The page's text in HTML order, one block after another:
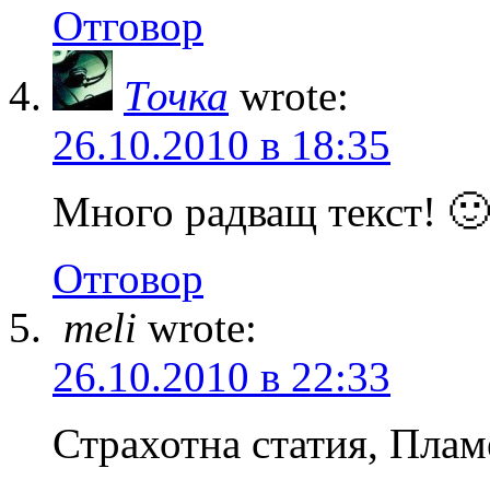
Отговор
Точка wrote:
26.10.2010 в 18:35
Много радващ текст! 🙂
Отговор
meli wrote:
26.10.2010 в 22:33
Страхотна статия,